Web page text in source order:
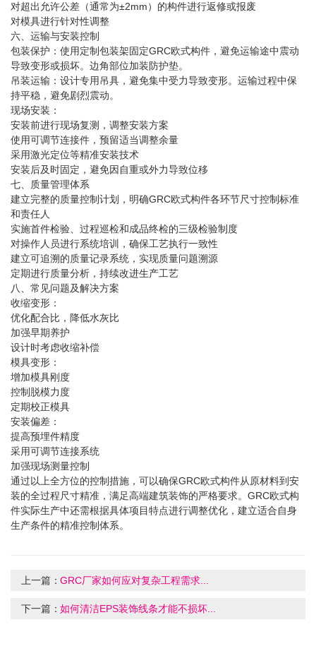
对超出允许公差（通常为±2mm）的构件进行返修或报废
对模具进行针对性调整
六、运输与安装控制
包装保护：使用定制包装架固定GRC欧式构件 ，避免运输途中震动
导致变形或损坏。边角部位加装防护垫。
吊装运输：设计专用吊具，避免集中受力导致变形。运输过程中保
持平稳，避免剧烈震动。
现场安装：
安装前进行现场复测，调整安装方案
使用可调节连接件，预留适当调整余量
采用激光定位等精准安装技术
安装后及时固定，避免因自重或外力导致位移
七、质量管理体系
建立完整的质量控制计划，明确GRC欧式构件各环节尺寸控制标准
和责任人
实施首件检验、过程巡检和成品终检的三级检验制度
对操作人员进行系统培训，确保工艺执行一致性
建立可追溯的质量记录系统，实现质量问题溯源
定期进行质量分析，持续改进生产工艺
八、常见问题及解决方案
收缩变形：
优化配合比，降低水灰比
加强早期养护
设计时考虑收缩补偿
模具变形：
增加模具刚度
控制脱模力度
定期校正模具
安装偏差：
提高预埋件精度
采用可调节连接系统
加强现场测量控制
通过以上全方位的控制措施，可以确保GRC欧式构件从原材料到安
装的全过程尺寸精准，满足高端建筑装饰的严格要求。 GRC欧式构
件实际生产中还需根据具体项目特点进行调整优化，建立适合自身
生产条件的精准控制体系。
上一篇：GRC厂家如何应对复杂工程需求...
下一篇：如何清洁EPS装饰线条才能不损坏...